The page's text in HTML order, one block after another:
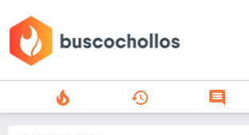
search
local_fire_department history comment